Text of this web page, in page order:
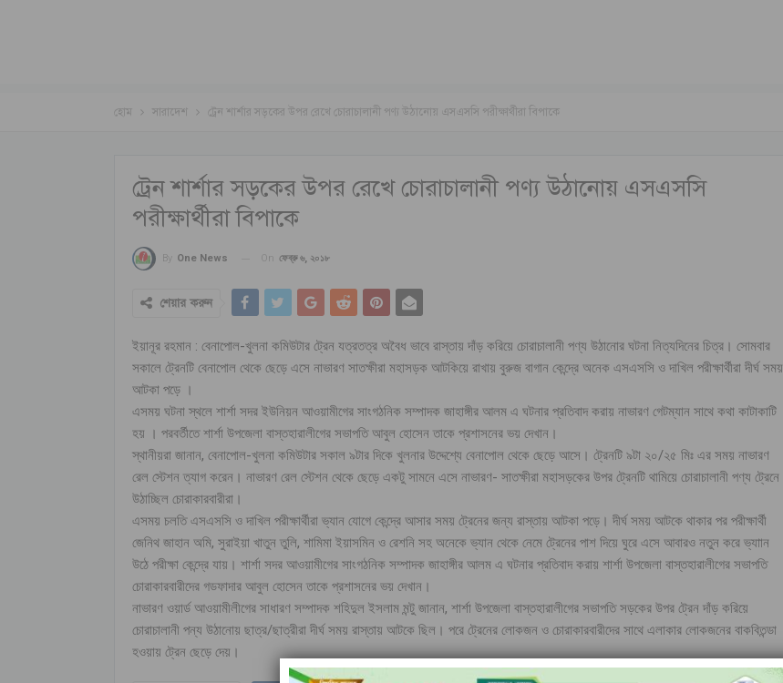
হোম সারাদেশ ট্রেন শার্শার সড়কের উপর রেখে চোরাচালানী পণ্য উঠানোয় এসএসসি পরীক্ষার্থীরা বিপাকে
ট্রেন শার্শার সড়কের উপর রেখে চোরাচালানী পণ্য উঠানোয় এসএসসি
পরীক্ষার্থীরা বিপাকে
By One News On ফেব্রু ৬, ২০১৮
শেয়ার করুন
ইয়ানূর রহমান : বেনাপোল-খুলনা কমিউটার ট্রেন যত্রতত্র অবৈধ ভাবে রাস্তায় দাঁড় করিয়ে চোরাচালানী পণ্য উঠানোর ঘটনা নিত্যদিনের চিত্র। সোমবার
সকালে ট্রেনটি বেনাপোল থেকে ছেড়ে এসে নাভারণ সাতক্ষীরা মহাসড়ক আটকিয়ে রাখায় বুরুজ বাগান কেন্দ্রে অনেক এসএসসি ও দাখিল পরীক্ষার্থীরা দীর্ঘ সময়
আটকা পড়ে ।
এসময় ঘটনা স্থলে শার্শা সদর ইউনিয়ন আওয়ামীগের সাংগঠনিক সম্পাদক জাহাঙ্গীর আলম এ ঘটনার প্রতিবাদ করায় নাভারণ গেটম্যান সাথে কথা কাটাকাটি
হয় । পরবর্তীতে শার্শা উপজেলা বাস্তহারালীগের সভাপতি আবুল হোসেন তাকে প্রশাসনের ভয় দেখান।
স্থানীয়রা জানান, বেনাপোল-খুলনা কমিউটার সকাল ৯টার দিকে খুলনার উদ্দেশ্যে বেনাপোল থেকে ছেড়ে আসে। ট্রেনটি ৯টা ২০/২৫ মিঃ এর সময় নাভারণ
রেল স্টেশন ত্যাগ করেন। নাভারণ রেল স্টেশন থেকে ছেড়ে একটু সামনে এসে নাভারণ- সাতক্ষীরা মহাসড়কের উপর ট্রেনটি থামিয়ে চোরাচালানী পণ্য ট্রেনে
উঠাচ্ছিল চোরাকারবারীরা।
এসময় চলতি এসএসসি ও দাখিল পরীক্ষার্থীরা ভ্যান যোগে কেন্দ্রে আসার সময় ট্রেনের জন্য রাস্তায় আটকা পড়ে। দীর্ঘ সময় আটকে থাকার পর পরীক্ষার্থী
জেনিথ জাহান অমি, সুরাইয়া খাতুন তুলি, শামিমা ইয়াসমিন ও রেশনি সহ অনেকে ভ্যান থেকে নেমে ট্রেনের পাশ দিয়ে ঘুরে এসে আবারও নতুন করে ভ্যাান
উঠে পরীক্ষা কেন্দ্রে যায়। শার্শা সদর আওয়ামীগের সাংগঠনিক সম্পাদক জাহাঙ্গীর আলম এ ঘটনার প্রতিবাদ করায় শার্শা উপজেলা বাস্তহারালীগের সভাপতি
চোরাকারবারীদের গডফাদার আবুল হোসেন তাকে প্রশাসনের ভয় দেখান।
নাভারণ ওয়ার্ড আওয়ামীলীগের সাধারণ সম্পাদক শহিদুল ইসলাম মন্টু জানান, শার্শা উপজেলা বাস্তহারালীগের সভাপতি সড়কের উপর ট্রেন দাঁড় করিয়ে
চোরাচালানী পন্য উঠানোয় ছাত্র/ছাত্রীরা দীর্ঘ সময় রাস্তায় আটকে ছিল। পরে ট্রেনের লোকজন ও চোরাকারবারীদের সাথে এলাকার লোকজনের বাকবিতন্ডা
হওয়ায় ট্রেন ছেড়ে দেয়।